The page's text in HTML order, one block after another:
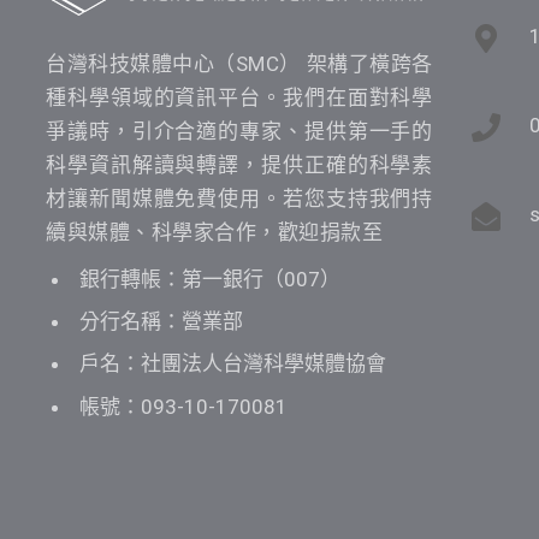
台灣科技媒體中心（SMC） 架構了橫跨各
種科學領域的資訊平台。我們在面對科學
爭議時，引介合適的專家、提供第一手的
科學資訊解讀與轉譯，提供正確的科學素
材讓新聞媒體免費使用。若您支持我們持
續與媒體、科學家合作，歡迎捐款至
銀行轉帳：第一銀行（007）
分行名稱：營業部
戶名：社團法人台灣科學媒體協會
帳號：093-10-170081